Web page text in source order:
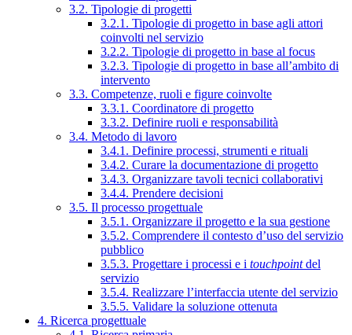
3.2. Tipologie di progetti
3.2.1. Tipologie di progetto in base agli attori
coinvolti nel servizio
3.2.2. Tipologie di progetto in base al focus
3.2.3. Tipologie di progetto in base all’ambito di
intervento
3.3. Competenze, ruoli e figure coinvolte
3.3.1. Coordinatore di progetto
3.3.2. Definire ruoli e responsabilità
3.4. Metodo di lavoro
3.4.1. Definire processi, strumenti e rituali
3.4.2. Curare la documentazione di progetto
3.4.3. Organizzare tavoli tecnici collaborativi
3.4.4. Prendere decisioni
3.5. Il processo progettuale
3.5.1. Organizzare il progetto e la sua gestione
3.5.2. Comprendere il contesto d’uso del servizio
pubblico
3.5.3. Progettare i processi e i touchpointdel
servizio
3.5.4. Realizzare l’interfaccia utente del servizio
3.5.5. Validare la soluzione ottenuta
4. Ricerca progettuale